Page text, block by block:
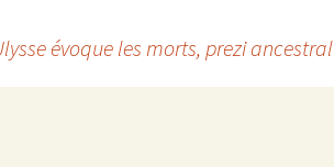
évoque les morts, prezi ancestral